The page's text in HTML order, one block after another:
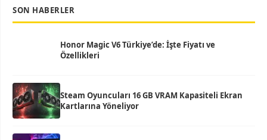
SON HABERLER
Honor Magic V6 Türkiye’de: İşte Fiyatı ve
Özellikleri
Steam Oyuncuları 16 GB VRAM Kapasiteli Ekran
Kartlarına Yöneliyor